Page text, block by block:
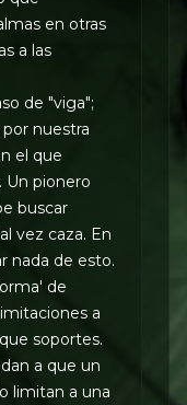
en otras
a las
de "viga";
nuestra
el que
Un pionero
buscar
vez caza. En
nada de esto.
de
a
soportes.
a que un
limitan a una